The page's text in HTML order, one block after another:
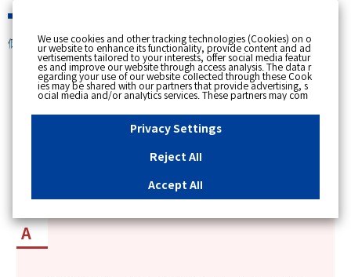
個人のお客さま
[ トップへ戻る ]
カテゴリー表示
公開日時 : 2023/11/06 07:00
東京ガスのガス、電気を使用しているのにパッチ
ョポイントが付かない。
We use cookies and other tracking technologies (Cookies) on o
ur website to enhance its functionality, provide content and ad
vertisements tailored to your interests, offer social media featur
es and improve our website through access analysis. The data r
egarding your use of our website collected through these Cook
ies may be shared with our partners that provide advertising, s
ocial media and/or analytics services. These partners may com
bine the data shared by us with other data that you have provi
ded to them or that they have collected from your use of their s
ervices or other websites to analyse and optimise advertisemen
ts delivered to you by businesses other than us on the internet.
essary Cookies, please click "Reject All". If you agree to the use
of all Cookies, please click "Accept All". To select your preferen
u can change your consent or rejection settings at any time by c
"Privacy Settings"button on this banner or through y
our browser's "Settings". For more information regarding the pr
site, please refer to the link below.Cookies DetailsPrivacy Polic
y
Privacy Settings
Reject All
Accept All